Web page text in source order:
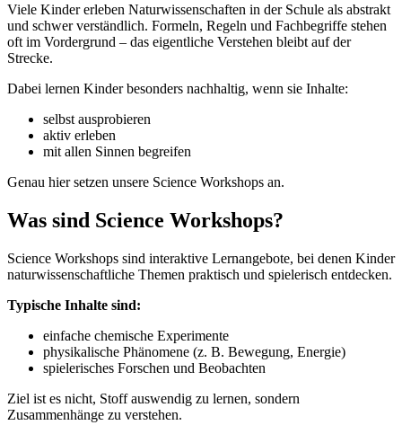
Viele Kinder erleben Naturwissenschaften in der Schule als abstrakt
und schwer verständlich. Formeln, Regeln und Fachbegriffe stehen
oft im Vordergrund – das eigentliche Verstehen bleibt auf der
Strecke.
Dabei lernen Kinder besonders nachhaltig, wenn sie Inhalte:
selbst ausprobieren
aktiv erleben
mit allen Sinnen begreifen
Genau hier setzen unsere Science Workshops an.
Was sind Science Workshops?
Science Workshops sind interaktive Lernangebote, bei denen Kinder
naturwissenschaftliche Themen praktisch und spielerisch entdecken.
Typische Inhalte sind:
einfache chemische Experimente
physikalische Phänomene (z. B. Bewegung, Energie)
spielerisches Forschen und Beobachten
Ziel ist es nicht, Stoff auswendig zu lernen, sondern
Zusammenhänge zu verstehen.